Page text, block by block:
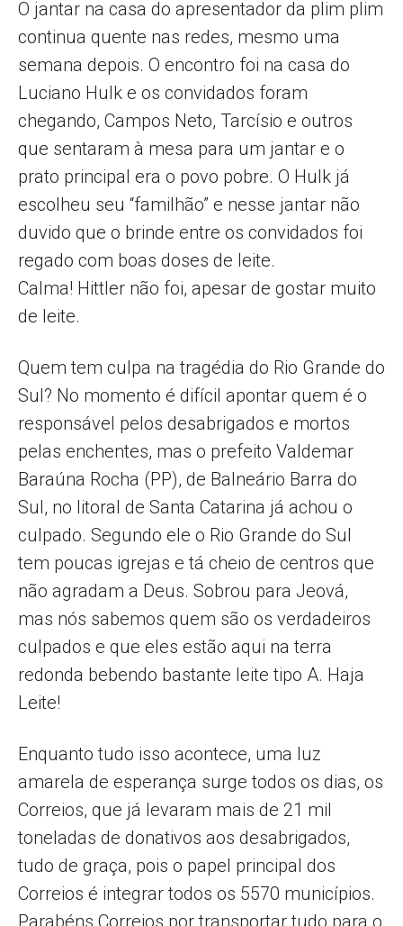
O jantar na casa do apresentador da plim plim
continua quente nas redes, mesmo uma
semana depois. O encontro foi na casa do
Luciano Hulk e os convidados foram
chegando, Campos Neto, Tarcísio e outros
que sentaram à mesa para um jantar e o
prato principal era o povo pobre. O Hulk já
escolheu seu “familhão” e nesse jantar não
duvido que o brinde entre os convidados foi
regado com boas doses de leite.
Calma! Hittler não foi, apesar de gostar muito
de leite.
Quem tem culpa na tragédia do Rio Grande do
Sul? No momento é difícil apontar quem é o
responsável pelos desabrigados e mortos
pelas enchentes, mas o prefeito Valdemar
Baraúna Rocha (PP), de Balneário Barra do
Sul, no litoral de Santa Catarina já achou o
culpado. Segundo ele o Rio Grande do Sul
tem poucas igrejas e tá cheio de centros que
não agradam a Deus. Sobrou para Jeová,
mas nós sabemos quem são os verdadeiros
culpados e que eles estão aqui na terra
redonda bebendo bastante leite tipo A. Haja
Leite!
Enquanto tudo isso acontece, uma luz
amarela de esperança surge todos os dias, os
Correios, que já levaram mais de 21 mil
toneladas de donativos aos desabrigados,
tudo de graça, pois o papel principal dos
Correios é integrar todos os 5570 municípios.
Parabéns Correios por transportar tudo para o